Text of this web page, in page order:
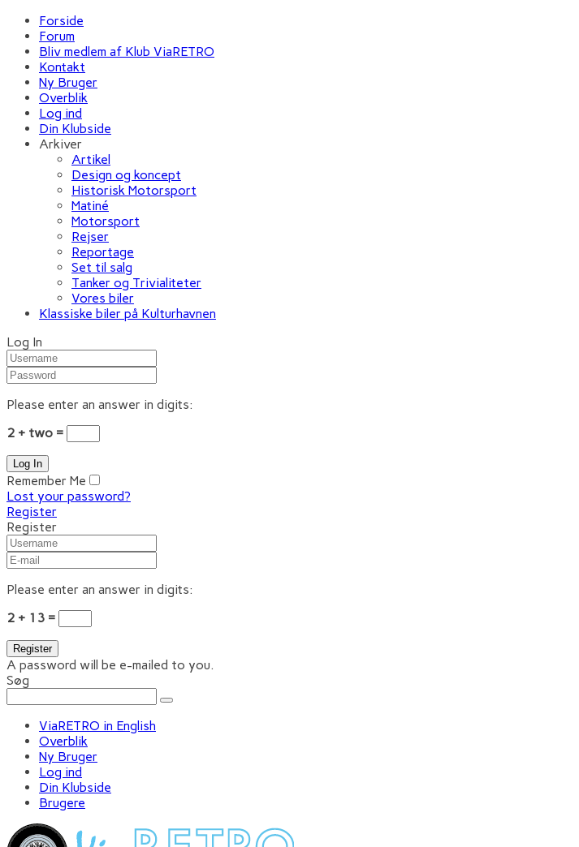
Forside
Forum
Bliv medlem af Klub ViaRETRO
Kontakt
Ny Bruger
Overblik
Log ind
Din Klubside
Arkiver
Artikel
Design og koncept
Historisk Motorsport
Matiné
Motorsport
Rejser
Reportage
Set til salg
Tanker og Trivialiteter
Vores biler
Klassiske biler på Kulturhavnen
Log In
Please enter an answer in digits:
2 + two =
Remember Me
Lost your password?
Register
Register
Please enter an answer in digits:
2 + 13 =
A password will be e-mailed to you.
Søg
ViaRETRO in English
Overblik
Ny Bruger
Log ind
Din Klubside
Brugere